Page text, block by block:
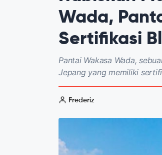
Wada,
Sertifikasi
Pantai Wakasa Wada,
Jepang yang memiliki
Frederiz